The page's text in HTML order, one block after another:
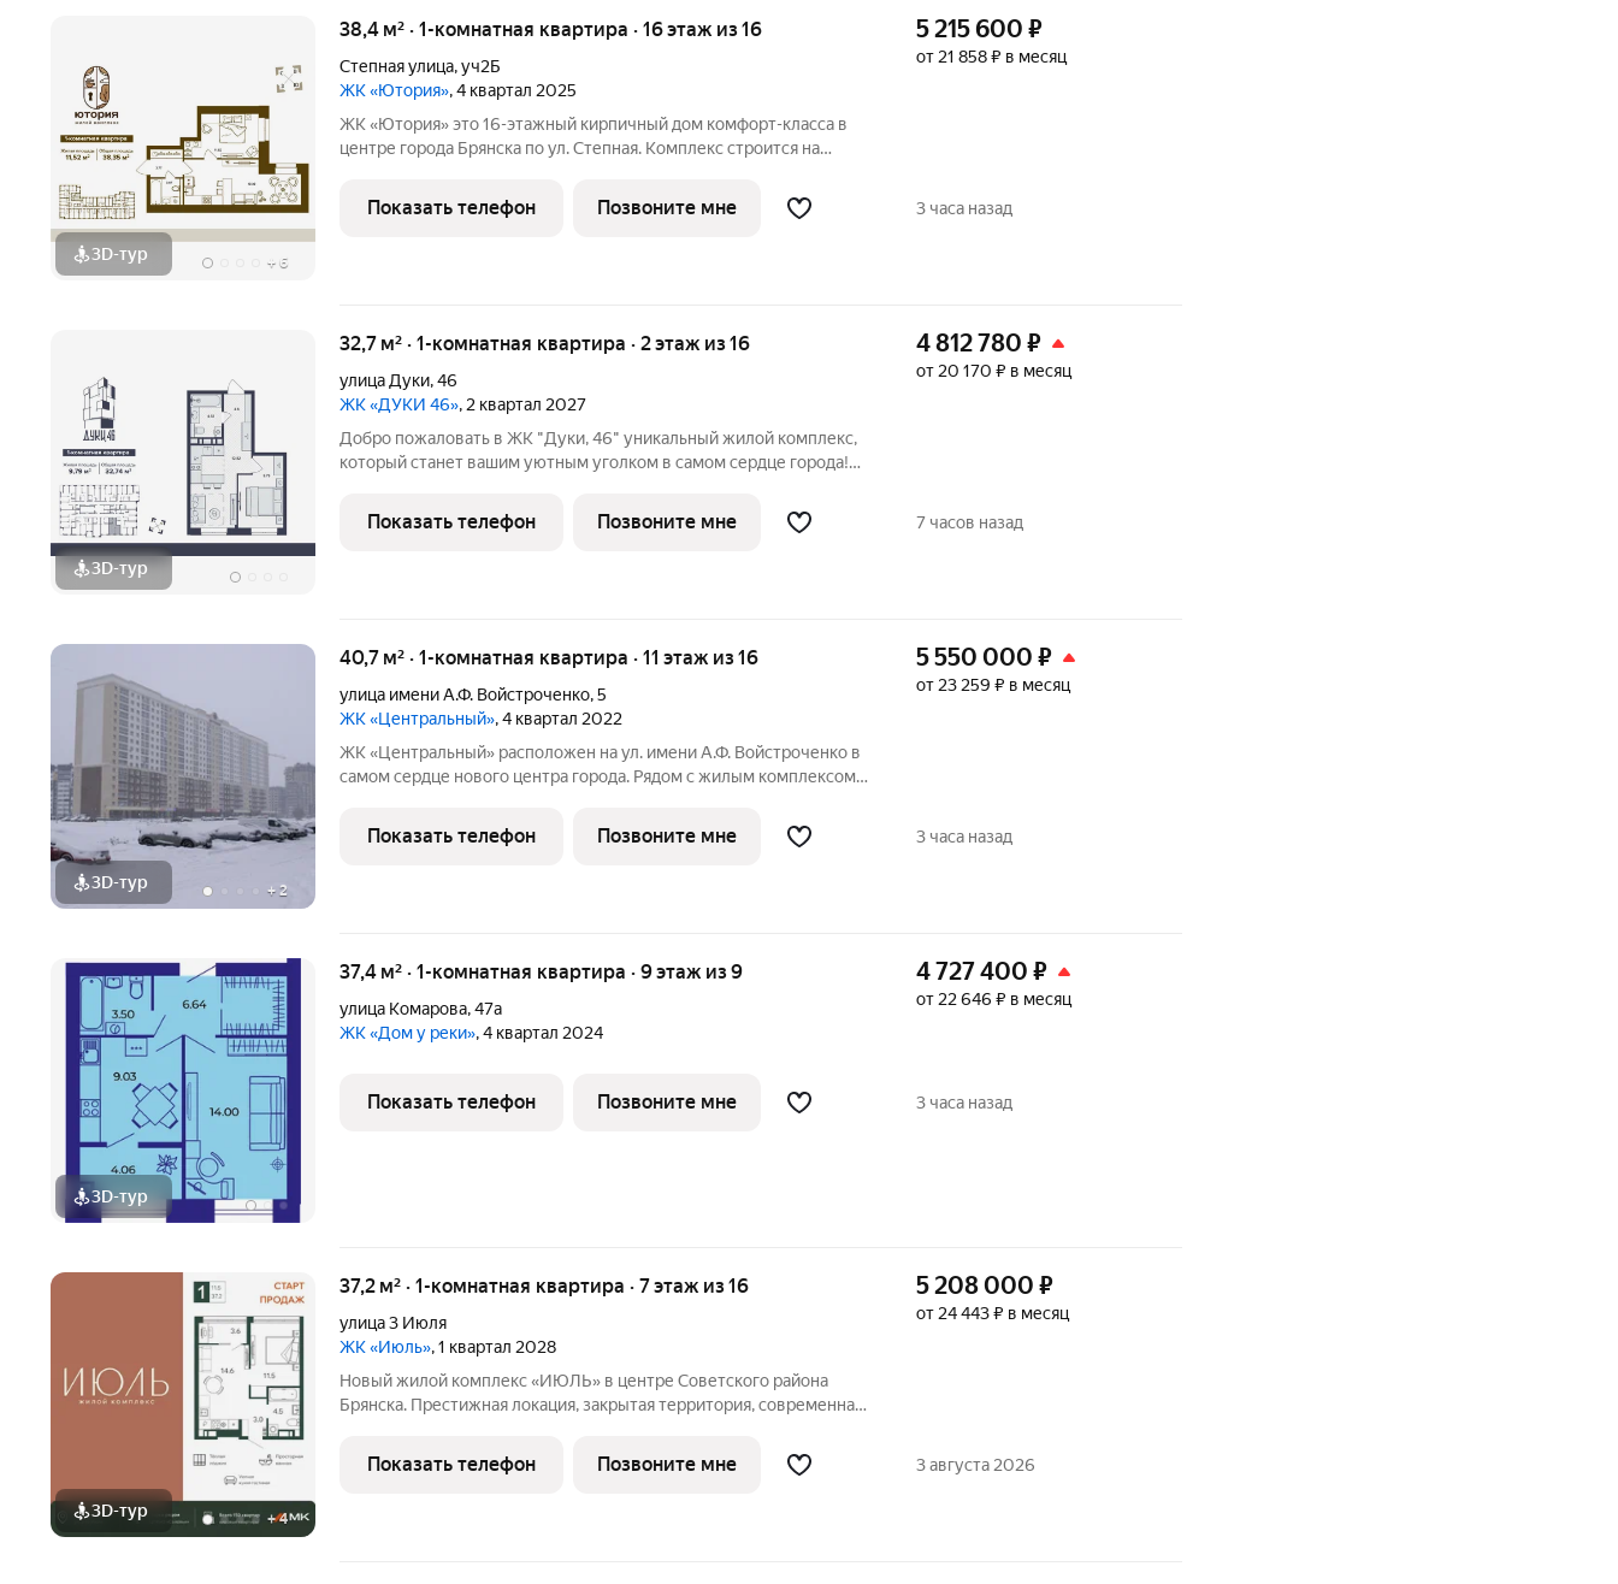
3D-тур + 6
38,4 м² · 1-комнатная квартира · 16 этаж из 16
Степная улица,уч2Б
ЖК «Ютория», 4 квартал 2025
ЖК «Ютория» это 16-этажный кирпичный дом комфорт-класса в
центре города Брянска по ул. Степная. Комплекс строится на
факультета БГУ. Это один из самых быстроразвивающихся,
комфортабельных
5 215 600 ₽
от 21 858 ₽ в месяц
Показать телефон Позвоните мне 3 часа назад
3D-тур
32,7 м² · 1-комнатная квартира · 2 этаж из 16
улица Дуки,46
ЖК «ДУКИ 46», 2 квартал 2027
Добро пожаловать в ЖК "Дуки, 46" уникальный жилой комплекс,
который станет вашим уютным уголком в самом сердце города!
встроенными торгово-офисными помещениями и своей
автономной котельной от
4 812 780 ₽
от 20 170 ₽ в месяц
Показать телефон Позвоните мне 7 часов назад
3D-тур + 2
40,7 м² · 1-комнатная квартира · 11 этаж из 16
улица имени А.Ф. Войстроченко,5
ЖК «Центральный», 4 квартал 2022
ЖК «Центральный» расположен на ул. имени А.Ф. Войстроченко в
самом сердце нового центра города. Рядом с жилым комплексом
доступности новые детские сады и школы, престижные ВУЗы. Для
5 550 000 ₽
от 23 259 ₽ в месяц
Показать телефон Позвоните мне 3 часа назад
3D-тур
37,4 м² · 1-комнатная квартира · 9 этаж из 9
улица Комарова,47а
ЖК «Дом у реки», 4 квартал 2024
4 727 400 ₽
от 22 646 ₽ в месяц
Показать телефон Позвоните мне 3 часа назад
3D-тур +4
37,2 м² · 1-комнатная квартира · 7 этаж из 16
улица 3 Июля
ЖК «Июль», 1 квартал 2028
Новый жилой комплекс «ИЮЛЬ» в центре Советского района
Брянска. Престижная локация, закрытая территория, современная
Срок вручения ключей I квартал 2028 года. Прямые продажи от
застройщика МК
5 208 000 ₽
от 24 443 ₽ в месяц
Показать телефон Позвоните мне 3 августа 2026